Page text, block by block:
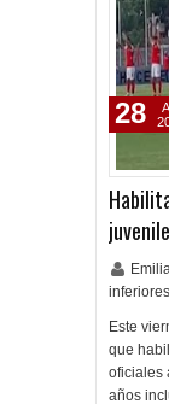
inferiores
Este
que
oficiales
años
28